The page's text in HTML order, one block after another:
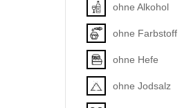
ohne Alkohol
ohne Farbstoff
ohne Hefe
ohne Jodsalz